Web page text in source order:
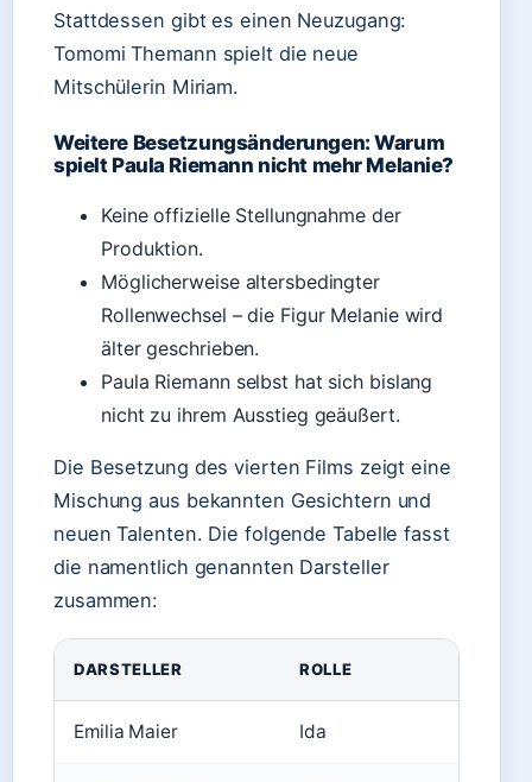
Stattdessen gibt es einen Neuzugang:
Tomomi Themann spielt die neue
Mitschülerin Miriam.
Weitere Besetzungsänderungen: Warum
spielt Paula Riemann nicht mehr Melanie?
Keine offizielle Stellungnahme der
Produktion.
Möglicherweise altersbedingter
Rollenwechsel – die Figur Melanie wird
älter geschrieben.
Paula Riemann selbst hat sich bislang
nicht zu ihrem Ausstieg geäußert.
Die Besetzung des vierten Films zeigt eine
Mischung aus bekannten Gesichtern und
neuen Talenten. Die folgende Tabelle fasst
die namentlich genannten Darsteller
zusammen:
DARSTELLER ROLLE
Emilia Maier Ida